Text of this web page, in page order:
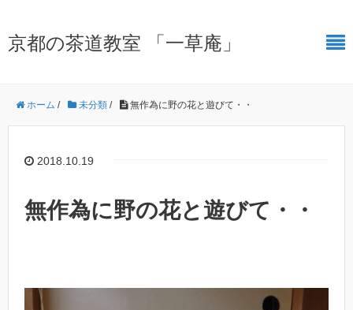
京都の茶道教室 「一草庵」
ホーム / 未分類 / 無作為に野の花と遊びて・・
2018.10.19
無作為に野の花と遊びて・・